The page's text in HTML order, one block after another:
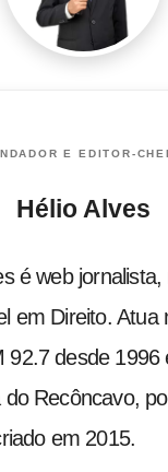
E EDITOR-
Hélio Alves
é web jornalista,
em Direito. Atua
92.7 desde 1996
do Recôncavo,
em 2015.